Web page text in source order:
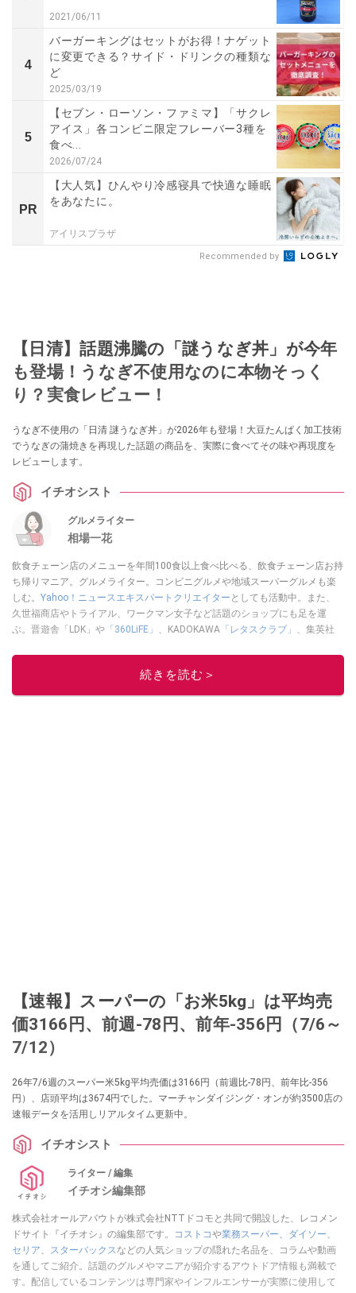
2021/06/11
4
バーガーキングはセットがお得！ナゲット
に変更できる？サイド・ドリンクの種類な
ど
2025/03/19
5
【セブン・ローソン・ファミマ】「サクレ
アイス」各コンビニ限定フレーバー3種を
食べ...
2026/07/24
PR
【大人気】ひんやり冷感寝具で快適な睡眠
をあなたに。
アイリスプラザ
Recommended by
【日清】話題沸騰の「謎うなぎ丼」が今年
も登場！うなぎ不使用なのに本物そっく
り？実食レビュー！
うなぎ不使用の「日清 謎うなぎ丼」が2026年も登場！大豆たんぱく加工技術
でうなぎの蒲焼きを再現した話題の商品を、実際に食べてその味や再現度を
レビューします。
イチオシスト
グルメライター
相場一花
飲食チェーン店のメニューを年間100食以上食べ比べる、飲食チェーン店お持
ち帰りマニア。グルメライター。コンビニグルメや地域スーパーグルメも楽
しむ。 Yahoo！ニュースエキスパートクリエイター としても活動中。また、
久世福商店やトライアル、ワークマン女子など話題のショップにも足を運
ぶ。晋遊舎「LDK」や 「360LiFE」 、KADOKAWA 「レタスクラブ」 、集英社
ルメライター、食の専門家として出演実績あり。
続きを読む＞
【速報】スーパーの「お米5kg」は平均売
価3166円、前週-78円、前年-356円（7/6～
7/12）
26年7/6週のスーパー米5kg平均売価は3166円（前週比-78円、前年比-356
円）、店頭平均は3674円でした。マーチャンダイジング・オンが約3500店の
速報データを活用しリアルタイム更新中。
イチオシスト
ライター / 編集
イチオシ編集部
株式会社オールアバウトが株式会社NTTドコモと共同で開設した、レコメン
ドサイト『イチオシ』の編集部です。
コストコや業務スーパー、 ダイソー、
セリア、 スターバックスなどの人気ショップの隠れた名品を、コラムや動画
を通してご紹介。話題のグルメやマニアが紹介するアウトドア情報も満載で
す。配信しているコンテンツは専門家やインフルエンサーが実際に使用して